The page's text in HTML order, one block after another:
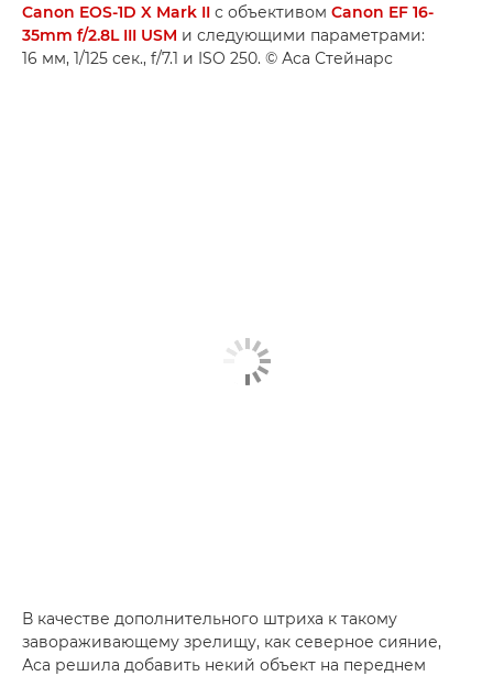
Canon EOS-1D X Mark II с объективом Canon EF 16-
35mm f/2.8L III USM и следующими параметрами:
16 мм, 1/125 сек., f/7.1 и ISO 250. © Аса Стейнарс
В качестве дополнительного штриха к такому
завораживающему зрелищу, как северное сияние,
Аса решила добавить некий объект на переднем